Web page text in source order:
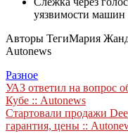
уязвимости машин
Авторы ТегиМария
Autonews
Разное
Навигация
по
записям
УАЗ ответил на вопрос
Кубе :: Autonews
Стартовали продажи
гарантия, цены ::